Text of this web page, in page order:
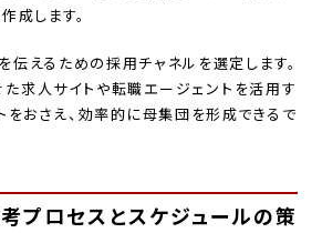
成します。
伝えるための採用チャネルを選定します。
求人サイトや転職エージェントを活用す
をおさえ、効率的に母集団を形成できるで
考プロセスとスケジュールの策